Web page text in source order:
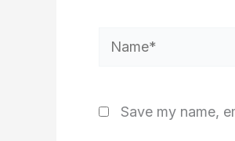
Name*
Save my name,